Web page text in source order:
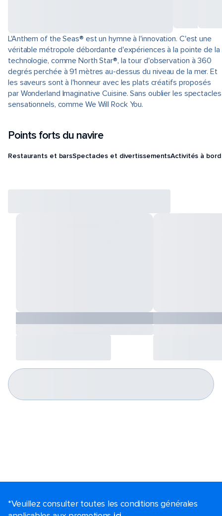
L'Anthem of the Seas® est un hymne à l'innovation. C'est une
véritable métropole débordante d'expériences à la pointe de la
technologie, comme North Star®, la tour d'observation à 360
degrés perchée à 91 mètres au-dessus du niveau de la mer. Et
les saveurs sont à l'honneur avec les plats créatifs proposés
par Wonderland Imaginative Cuisine. Sans oublier les spectacles
sensationnels, comme We Will Rock You.
Points forts du navire
Restaurants et barsSpectacles et divertissementsActivités à bord
*Veuillez consulter toutes les conditions générales